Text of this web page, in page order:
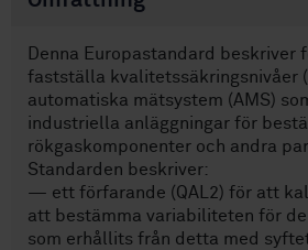
Denna Europastandard beskriver
fastställa kvalitetssäkringsnivåer
automatiska mätsystem (AMS)
industriella anläggningar för
rökgaskomponenter och andra
Standarden beskriver:
— ett förfarande (QAL2) för att
att bestämma variabiliteten för
som erhållits från detta med